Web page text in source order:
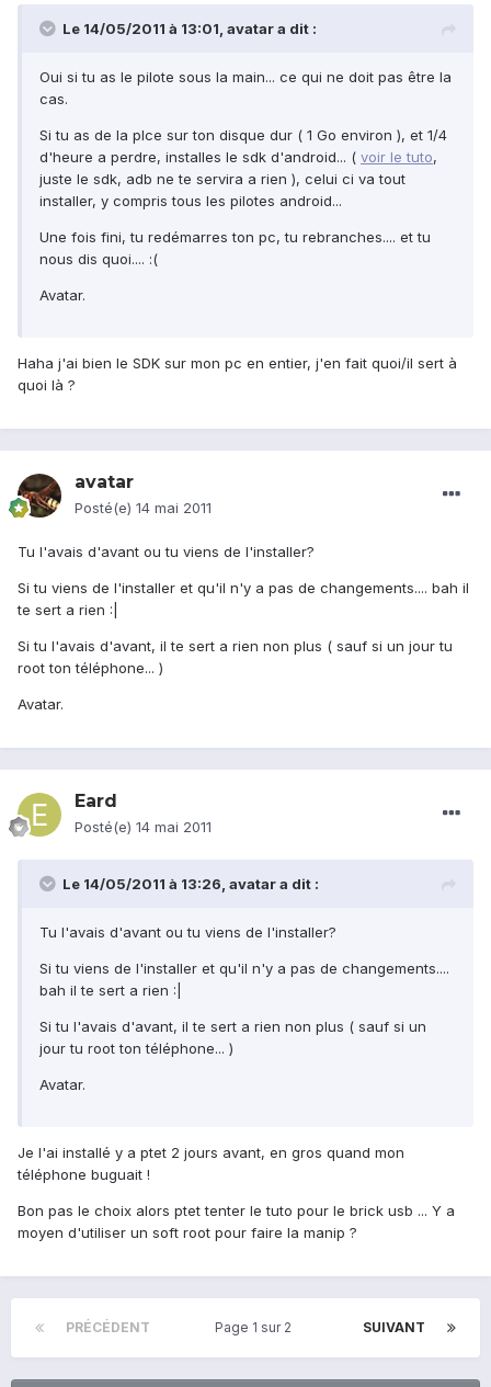
Le 14/05/2011 à 13:01, avatar a dit :
Oui si tu as le pilote sous la main... ce qui ne doit pas être la
cas.
Si tu as de la plce sur ton disque dur ( 1 Go environ ), et 1/4
d'heure a perdre, installes le sdk d'android... ( voir le tuto,
juste le sdk, adb ne te servira a rien ), celui ci va tout
installer, y compris tous les pilotes android...
Une fois fini, tu redémarres ton pc, tu rebranches.... et tu
nous dis quoi.... :(
Avatar.
Haha j'ai bien le SDK sur mon pc en entier, j'en fait quoi/il sert à
quoi là ?
avatar
Posté(e) 14 mai 2011
Tu l'avais d'avant ou tu viens de l'installer?
Si tu viens de l'installer et qu'il n'y a pas de changements.... bah il
te sert a rien :|
Si tu l'avais d'avant, il te sert a rien non plus ( sauf si un jour tu
root ton téléphone... )
Avatar.
Eard
Posté(e) 14 mai 2011
Le 14/05/2011 à 13:26, avatar a dit :
Tu l'avais d'avant ou tu viens de l'installer?
Si tu viens de l'installer et qu'il n'y a pas de changements....
bah il te sert a rien :|
Si tu l'avais d'avant, il te sert a rien non plus ( sauf si un
jour tu root ton téléphone... )
Avatar.
Je l'ai installé y a ptet 2 jours avant, en gros quand mon
téléphone buguait !
Bon pas le choix alors ptet tenter le tuto pour le brick usb ... Y a
moyen d'utiliser un soft root pour faire la manip ?
PRÉCÉDENT SUIVANT
Page 1 sur 2